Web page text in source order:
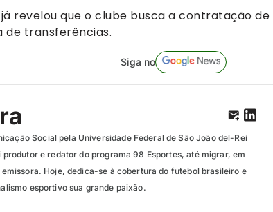
já revelou que o clube busca a contratação de
de transferências.
Siga no
Social pela Universidade Federal de São João del-Rei
produtor e redator do programa 98 Esportes, até migrar, em
Hoje, dedica-se à cobertura do futebol brasileiro e
esportivo sua grande paixão.